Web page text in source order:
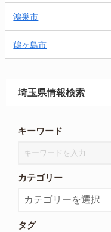
鴻巣市
鶴ヶ島市
埼玉県情報検索
キーワード
カテゴリー
タグ